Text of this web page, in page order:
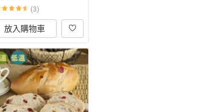
(3)
放入購物車